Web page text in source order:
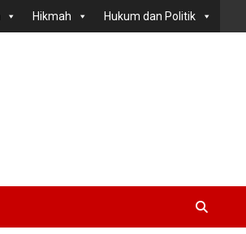
Hikmah Hukum dan Politik